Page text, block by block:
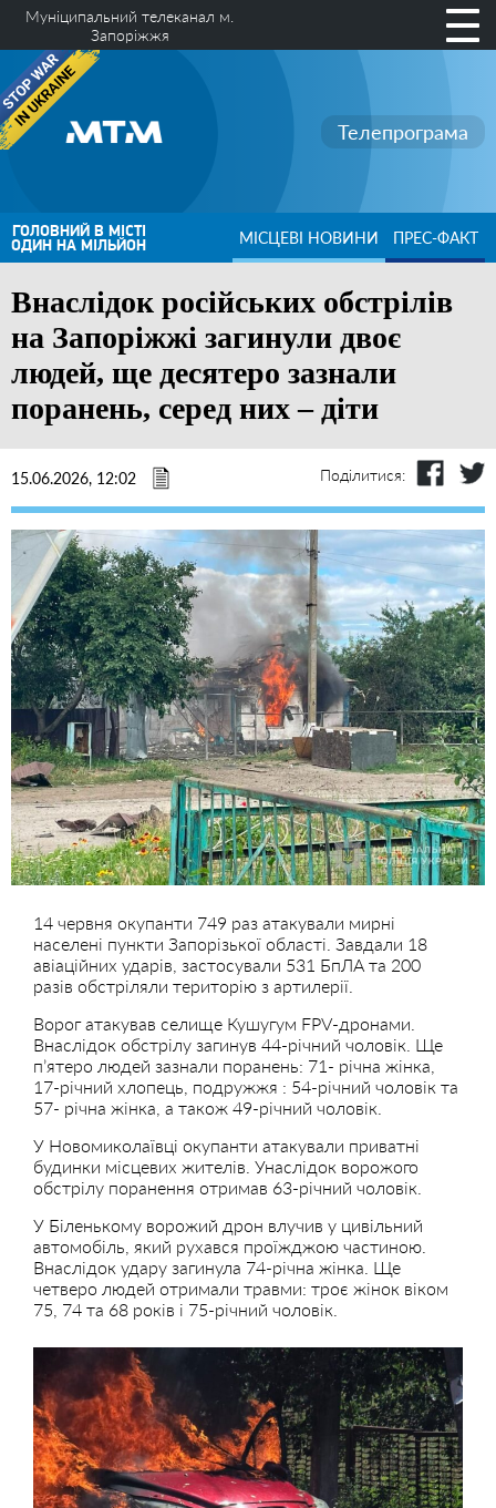
Муніципальний телеканал м.
Запоріжжя
Телепрограма
ГОЛОВНИЙ В МІСТІ
ОДИН НА МІЛЬЙОН МІСЦЕВІ НОВИНИ ПРЕС-ФАКТ
Внаслідок російських обстрілів
на Запоріжжі загинули двоє
людей, ще десятеро зазнали
поранень, серед них – діти
15.06.2026, 12:02 Поділитися:
14 червня окупанти 749 раз атакували мирні
населені пункти Запорізької області. Завдали 18
авіаційних ударів, застосували 531 БпЛА та 200
разів обстріляли територію з артилерії.
Ворог атакував селище Кушугум FPV-дронами.
Внаслідок обстрілу загинув 44-річний чоловік. Ще
п’ятеро людей зазнали поранень: 71- річна жінка,
17-річний хлопець, подружжя : 54-річний чоловік та
57- річна жінка, а також 49-річний чоловік.
У Новомиколаївці окупанти атакували приватні
будинки місцевих жителів. Унаслідок ворожого
обстрілу поранення отримав 63-річний чоловік.
У Біленькому ворожий дрон влучив у цивільний
автомобіль, який рухався проїжджою частиною.
Внаслідок удару загинула 74-річна жінка. Ще
четверо людей отримали травми: троє жінок віком
75, 74 та 68 років і 75-річний чоловік.